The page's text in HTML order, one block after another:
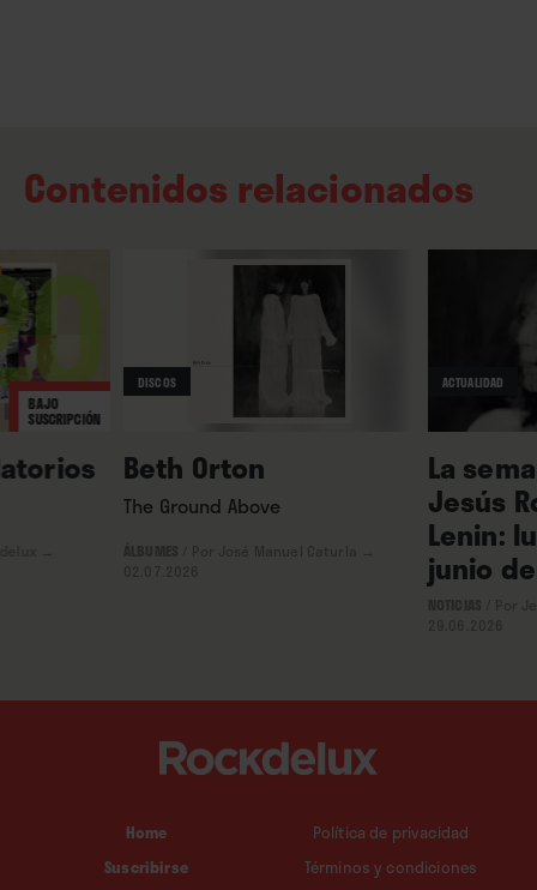
Contenidos relacionados
BAJO
SUSCRIPCIÓN
DISCOS
Beth Orton
The Ground Above
ACTUALIDAD
La
Jesús
Lenin:
junio
Home
Suscribirse
Política de privacidad
Términos y condiciones